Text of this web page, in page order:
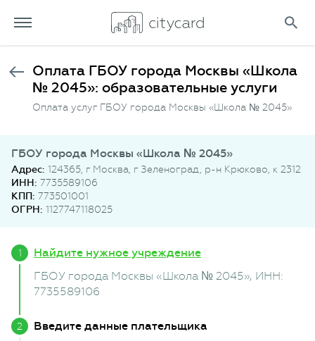
Оплата ГБОУ города Москвы «Школа
№ 2045»: образовательные услуги
Оплата услуг ГБОУ города Москвы «Школа № 2045»
ГБОУ города Москвы «Школа № 2045»
Адрес: 124365, г Москва, г Зеленоград, р-н Крюково, к 2312
ИНН: 7735589106
КПП: 773501001
ОГРН: 1127747118025
Найдите нужное учреждение
ГБОУ города Москвы «Школа № 2045», ИНН:
7735589106
Введите данные плательщика